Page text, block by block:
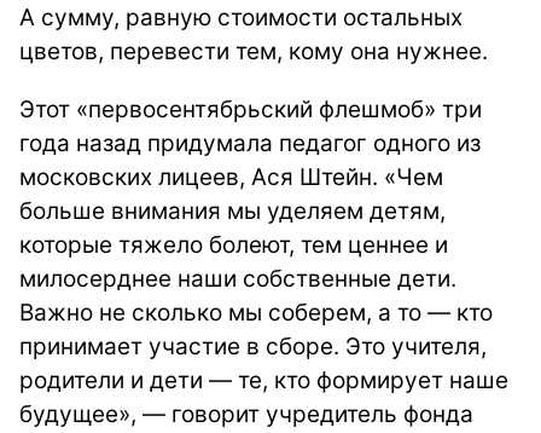
А сумму, равную стоимости остальных
цветов, перевести тем, кому она нужнее.
Этот «первосентябрьский флешмоб» три
года назад придумала педагог одного из
московских лицеев, Ася Штейн. «Чем
больше внимания мы уделяем детям,
которые тяжело болеют, тем ценнее и
милосерднее наши собственные дети.
Важно не сколько мы соберем, а то — кто
принимает участие в сборе. Это учителя,
родители и дети — те, кто формирует наше
будущее», — говорит учредитель фонда